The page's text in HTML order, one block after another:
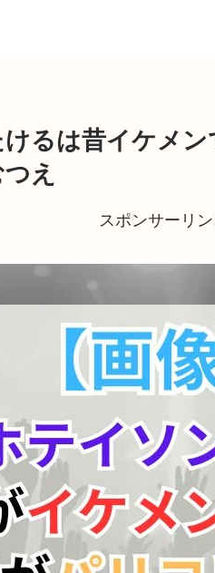
るは昔イケメ
え
スポンサーリン